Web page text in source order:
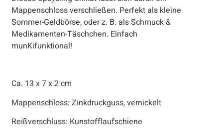
Mappenschloss verschließen. Perfekt als kleine
Sommer-Geldbörse, oder z. B. als Schmuck &
Medikamenten-Täschchen. Einfach
munKifunktional!
Ca. 13 x 7 x 2 cm
Mappenschloss: Zinkdruckguss, vernickelt
Reißverschluss: Kunstofflaufschiene